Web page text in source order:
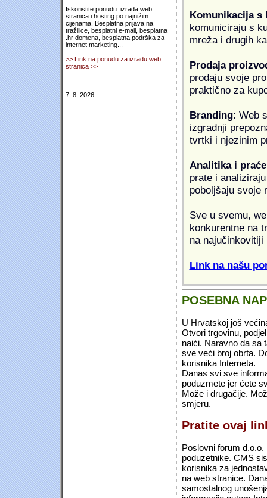
Iskoristite ponudu: izrada web
stranica i hosting po najnižim
cijenama. Besplatna prijava na
tražilice, besplatni e-mail, besplatna
.hr domena, besplatna podrška za
internet marketing...
>> Link na ponudu za izradu web
stranica >>
7. 8. 2026.
Komunikacija s
komuniciraju s
mreža i drugih
Prodaja
prodaju svoje
praktično za
Branding: Web
izgradnji
tvrtki i njezinim
Analitika i
prate i
poboljšaju svoje
Sve u svemu,
konkurentne na
na najučinkovitiji
Link na našu
POSEBNA
U Hrvatskoj još
Otvori trgovinu,
naići. Naravno da sa
sve veći broj obrta.
korisnika Interneta.
Danas svi sve
poduzmete jer ćete
Može i drugačije.
smjeru.
Pratite ovaj
Poslovni forum
poduzetnike. CMS
korisnika za
na web stranice.
samostalnog